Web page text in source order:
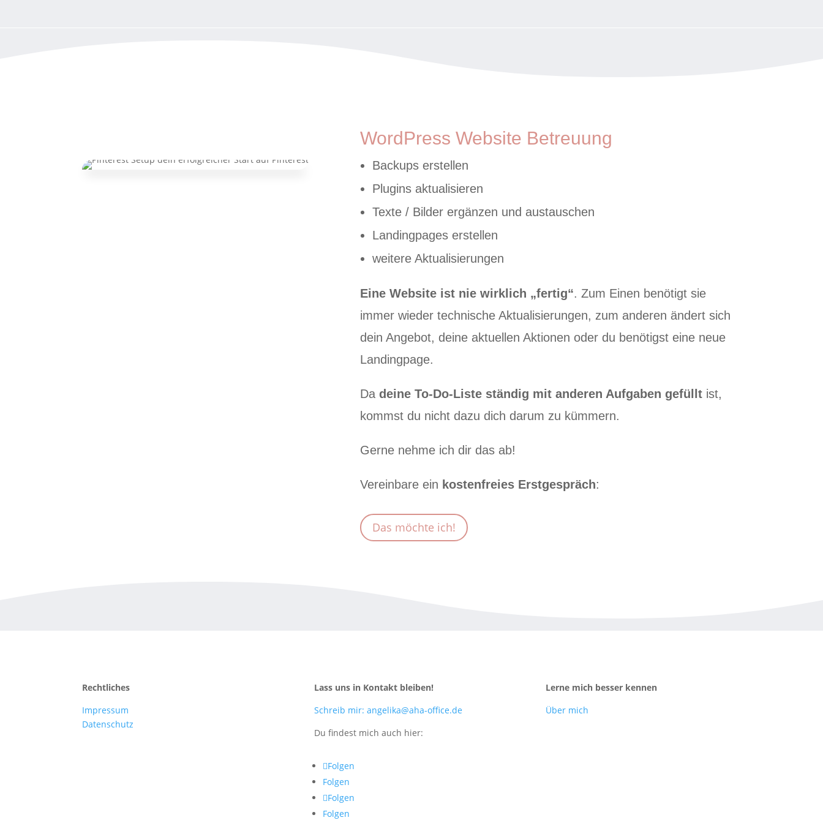
WordPress Website Betreuung
Backups erstellen
Plugins aktualisieren
Texte / Bilder ergänzen und austauschen
Landingpages erstellen
weitere Aktualisierungen
Eine Website ist nie wirklich „fertig“. Zum Einen benötigt sie
immer wieder technische Aktualisierungen, zum anderen ändert sich
dein Angebot, deine aktuellen Aktionen oder du benötigst eine neue
Landingpage.
Dadeine To-Do-Liste ständig mit anderen Aufgaben gefüllt ist,
kommst du nicht dazu dich darum zu kümmern.
Gerne nehme ich dir das ab!
Vereinbare ein kostenfreies Erstgespräch:
Das möchte ich!
Rechtliches
Impressum
Datenschutz
Lass uns in Kontakt bleiben!
Schreib mir: angelika@aha-office.de
Du findest mich auch hier:
Folgen
Folgen
Folgen
Folgen
Lerne mich besser kennen
Über mich